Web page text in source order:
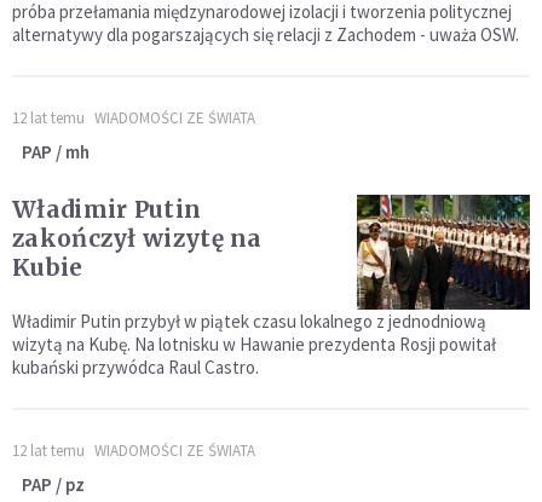
próba przełamania międzynarodowej izolacji i tworzenia politycznej
alternatywy dla pogarszających się relacji z Zachodem - uważa OSW.
12 lat temu WIADOMOŚCI ZE ŚWIATA
PAP / mh
Władimir Putin
zakończył wizytę na
Kubie
Władimir Putin przybył w piątek czasu lokalnego z jednodniową
wizytą na Kubę. Na lotnisku w Hawanie prezydenta Rosji powitał
kubański przywódca Raul Castro.
12 lat temu WIADOMOŚCI ZE ŚWIATA
PAP / pz